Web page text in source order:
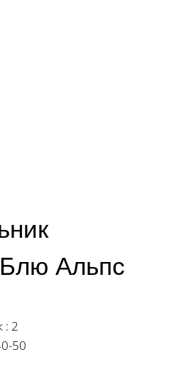
Блю Альпс
: 2
50